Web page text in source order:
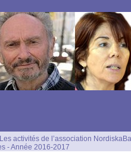
Les activités de l’association
- Année 2016-2017